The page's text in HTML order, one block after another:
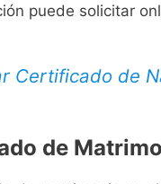
puede solicitar
Certificado de
de